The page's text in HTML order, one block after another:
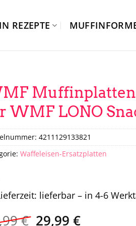
REZEPTE
WMF LONO
€ Ursprünglicher
29,99€Aktueller
lieferbar – in 4-6
4211129133821
Waffeleisen-Ersatzplatten